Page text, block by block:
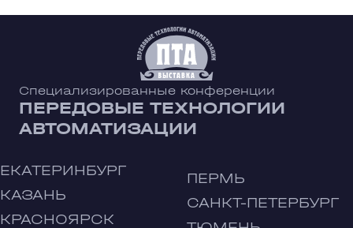
Специализированные конференции
ПЕРЕДОВЫЕ ТЕХНОЛОГИИ
АВТОМАТИЗАЦИИ
ЕКАТЕРИНБУРГ
КАЗАНЬ
КРАСНОЯРСК
ПЕРМЬ
САНКТ-ПЕТЕРБУРГ